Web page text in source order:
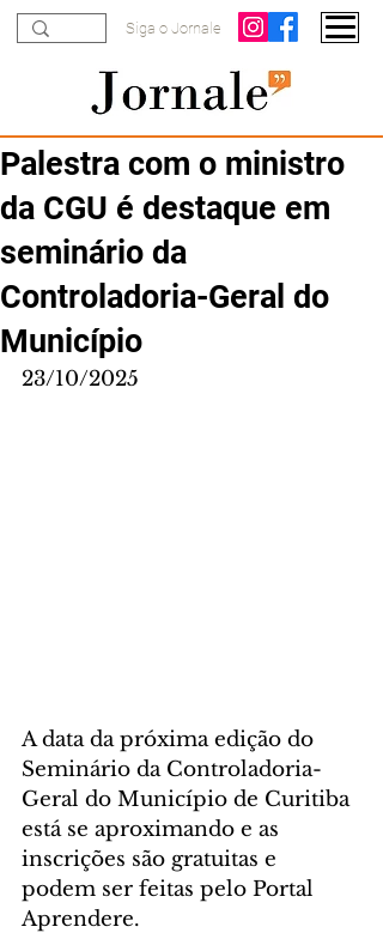
Siga o Jornale
Palestra com o ministro
da CGU é destaque em
seminário da
Controladoria-Geral do
Município
23/10/2025
A data da próxima edição do
Seminário da Controladoria-
Geral do Município de Curitiba
está se aproximando e as
inscrições são gratuitas e
podem ser feitas pelo Portal
Aprendere.